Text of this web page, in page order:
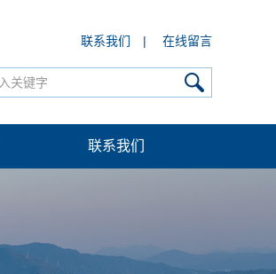
联系我们 | 在线留言
联系我们